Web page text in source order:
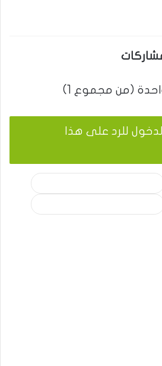
(من مجموع 1)
للرد على هذا